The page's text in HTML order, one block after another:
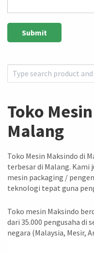
Toko
Malang
Toko Mesin Maksindo di
terbesar di Malang. Kami
mesin packaging /
teknologi tepat guna
Toko mesin Maksindo
dari 35.000 pengusaha di
negara (Malaysia, Mesir,